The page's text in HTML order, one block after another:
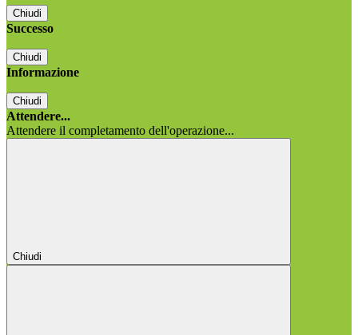
Chiudi
Successo
Chiudi
Informazione
Chiudi
Attendere...
Attendere il completamento dell'operazione...
Chiudi